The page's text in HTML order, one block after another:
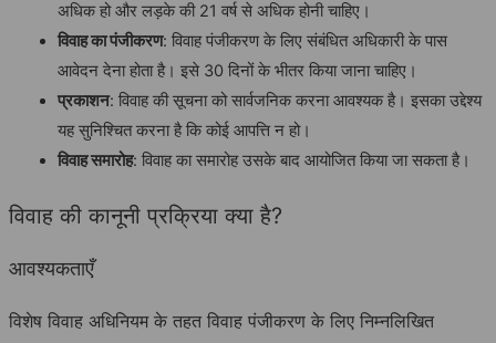
अधिक हो और लड़के की 21 वर्ष से अधिक होनी चाहिए।
विवाह का पंजीकरण: विवाह पंजीकरण के लिए संबंधित अधिकारी के पास
आवेदन देना होता है। इसे 30 दिनों के भीतर किया जाना चाहिए।
प्रकाशन: विवाह की सूचना को सार्वजनिक करना आवश्यक है। इसका उद्देश्य
यह सुनिश्चित करना है कि कोई आपत्ति न हो।
विवाह समारोह: विवाह का समारोह उसके बाद आयोजित किया जा सकता है।
विवाह की कानूनी प्रक्रिया क्या है?
आवश्यकताएँ
विशेष विवाह अधिनियम के तहत विवाह पंजीकरण के लिए निम्नलिखित